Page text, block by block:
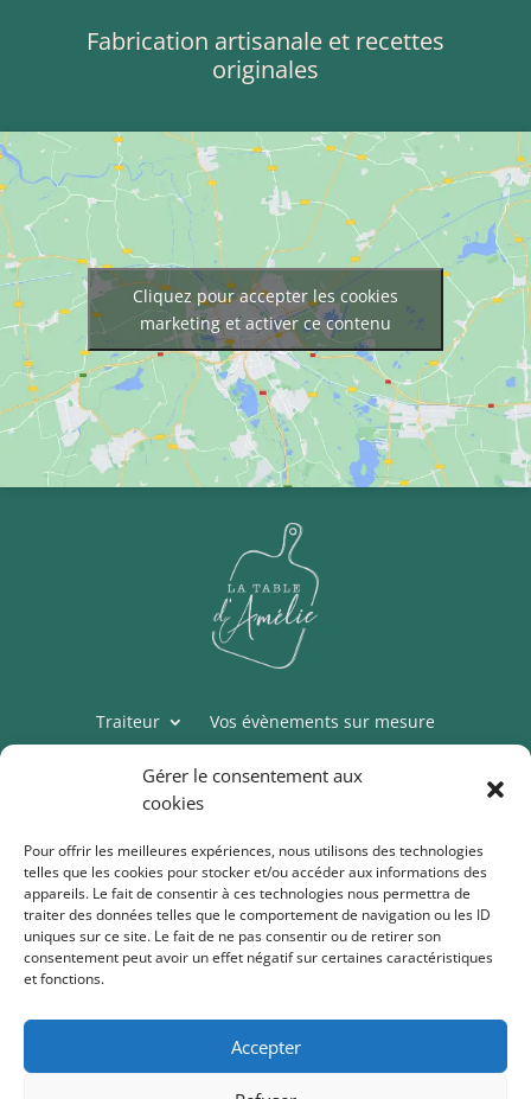
Gérer le consentement aux
cookies
Pour offrir les meilleures expériences, nous utilisons des technologies
telles que les cookies pour stocker et/ou accéder aux informations des
appareils. Le fait de consentir à ces technologies nous permettra de
traiter des données telles que le comportement de navigation ou les ID
uniques sur ce site. Le fait de ne pas consentir ou de retirer son
consentement peut avoir un effet négatif sur certaines caractéristiques
et fonctions.
Accepter
Fabrication artisanale et recettes
originales
Cliquez pour accepter les cookies
marketing et activer ce contenu
Traiteur
Vos évènements sur mesure
Mon compte
Conditions générales de vente
Politique de cookies (UE)
Table d’Amélie
3090 Overijse, Belgique
TVA BE0766.607.232
ING BE35 3632 0999 5037